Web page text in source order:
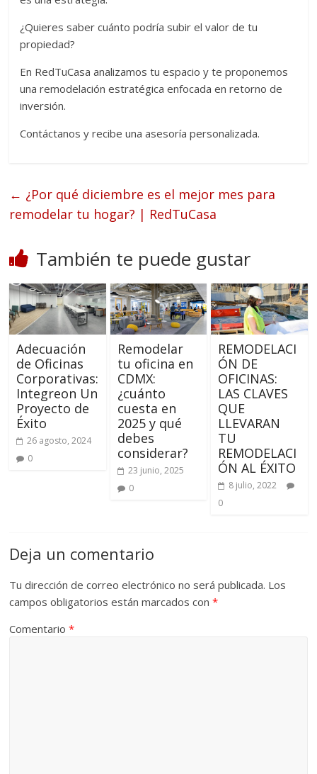
¿Quieres saber cuánto podría subir el valor de tu
propiedad?
En RedTuCasa analizamos tu espacio y te proponemos
una remodelación estratégica enfocada en retorno de
inversión.
Contáctanos y recibe una asesoría personalizada.
← ¿Por qué diciembre es el mejor mes para
remodelar tu hogar? | RedTuCasa
También te puede gustar
Adecuación
de Oficinas
Corporativas:
Integreon Un
Proyecto de
Éxito
26 agosto, 2024
0
Remodelar
tu oficina en
CDMX:
¿cuánto
cuesta en
2025 y qué
debes
considerar?
23 junio, 2025
0
REMODELACI
ÓN DE
OFICINAS:
LAS CLAVES
QUE
LLEVARAN
TU
REMODELACI
ÓN AL ÉXITO
8 julio, 2022
0
Deja un comentario
Tu dirección de correo electrónico no será publicada. Los
campos obligatorios están marcados con*
Comentario*